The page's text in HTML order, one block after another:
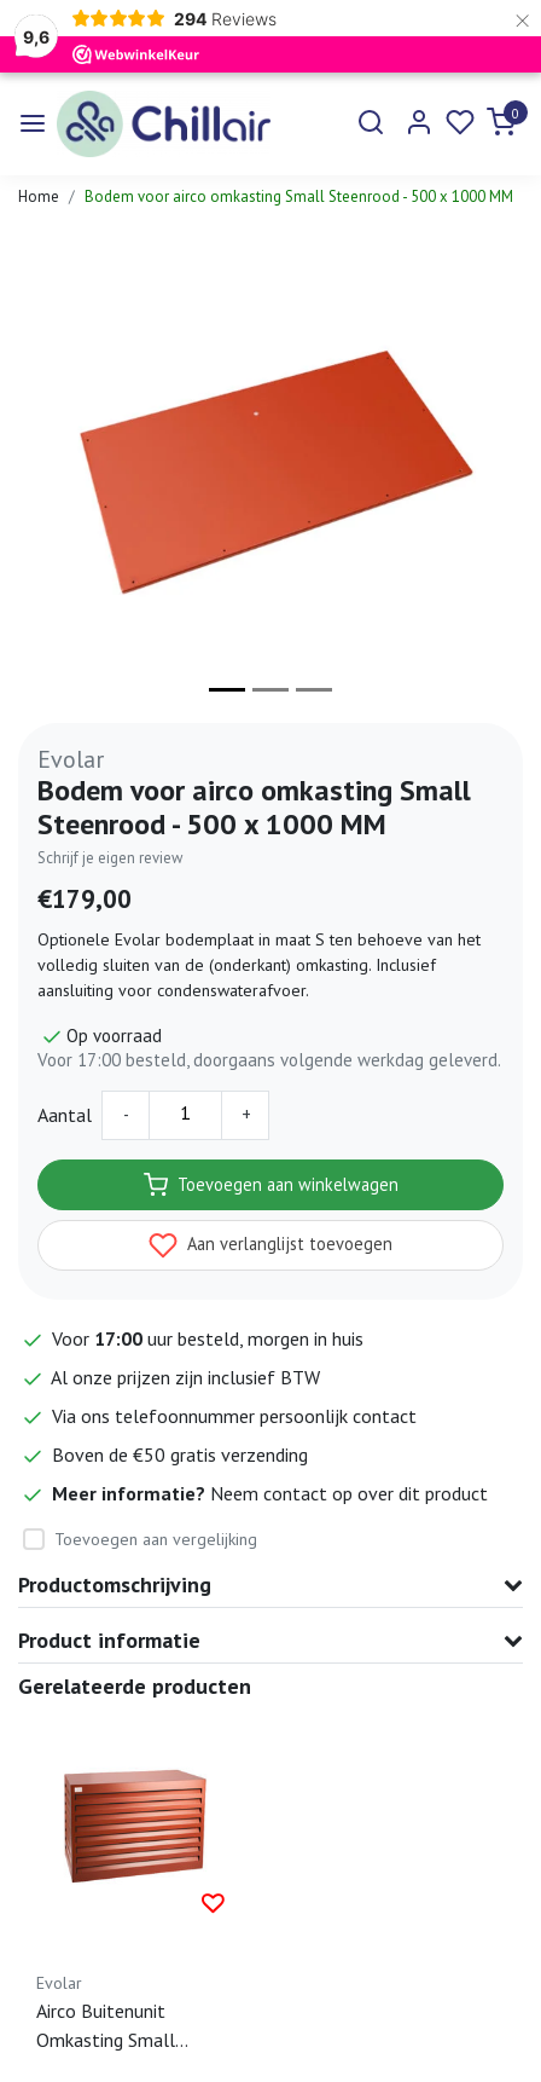
9,6
294 Reviews ×
0
Home Bodem voor airco omkasting Small Steenrood - 500 x 1000 MM
Vorige
Evolar
Bodem voor airco omkasting Small
Steenrood - 500 x 1000 MM
Schrijf je eigen review
€179,00
Optionele Evolar bodemplaat in maat S ten behoeve van het
volledig sluiten van de (onderkant) omkasting. Inclusief
aansluiting voor condenswaterafvoer.
Op voorraad
Voor 17:00 besteld, doorgaans volgende werkdag geleverd.
Aantal - +
Toevoegen aan winkelwagen
Aan verlanglijst toevoegen
Voor 17:00 uur besteld, morgen in huis
Al onze prijzen zijn inclusief BTW
Via ons telefoonnummer persoonlijk contact
Boven de €50 gratis verzending
Meer informatie? Neem contact op over dit product
Toevoegen aan vergelijking
Productomschrijving
Product informatie
Gerelateerde producten
Evolar
Airco Buitenunit
Omkasting Small